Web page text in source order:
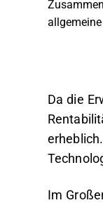
Da die
Im